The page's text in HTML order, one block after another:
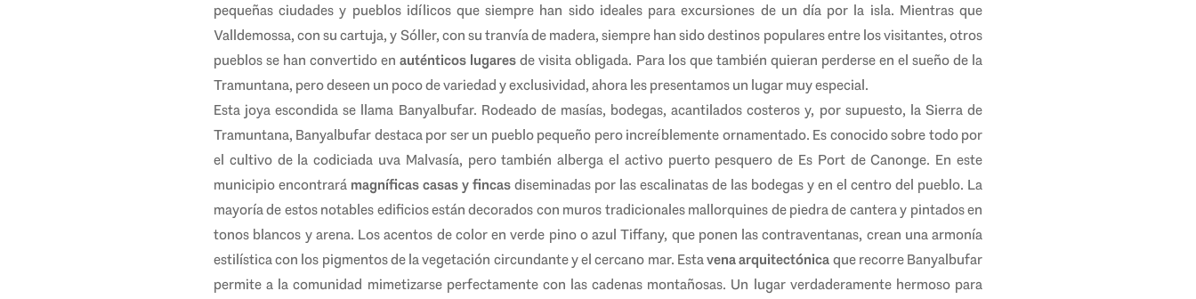
pequeñas ciudades y pueblos idílicos que siempre han sido ideales para excursiones de un día por la isla. Mientras que
Valldemossa, con su cartuja, y Sóller, con su tranvía de madera, siempre han sido destinos populares entre los visitantes, otros
pueblos se han convertido enauténticos lugaresde visita obligada. Para los que también quieran perderse en el sueño de la
Tramuntana, pero deseen un poco de variedad y exclusividad, ahora les presentamos un lugar muy especial.
Esta joya escondida se llama Banyalbufar. Rodeado de masías, bodegas, acantilados costeros y, por supuesto, la Sierra de
Tramuntana, Banyalbufar destaca por ser un pueblo pequeño pero increíblemente ornamentado. Es conocido sobre todo por
el cultivo de la codiciada uva Malvasía, pero también alberga el activo puerto pesquero de Es Port de Canonge. En este
municipio encontrará magníficas casas y fincasdiseminadas por las escalinatas de las bodegas y en el centro del pueblo. La
mayoría de estos notables edificios están decorados con muros tradicionales mallorquines de piedra de cantera y pintados en
tonos blancos y arena. Los acentos de color en verde pino o azul Tiffany, que ponen las contraventanas, crean una armonía
estilística con los pigmentos de la vegetación circundante y el cercano mar. Estavena arquitectónicaque recorre Banyalbufar
permite a la comunidad mimetizarse perfectamente con las cadenas montañosas. Un lugar verdaderamente hermoso para